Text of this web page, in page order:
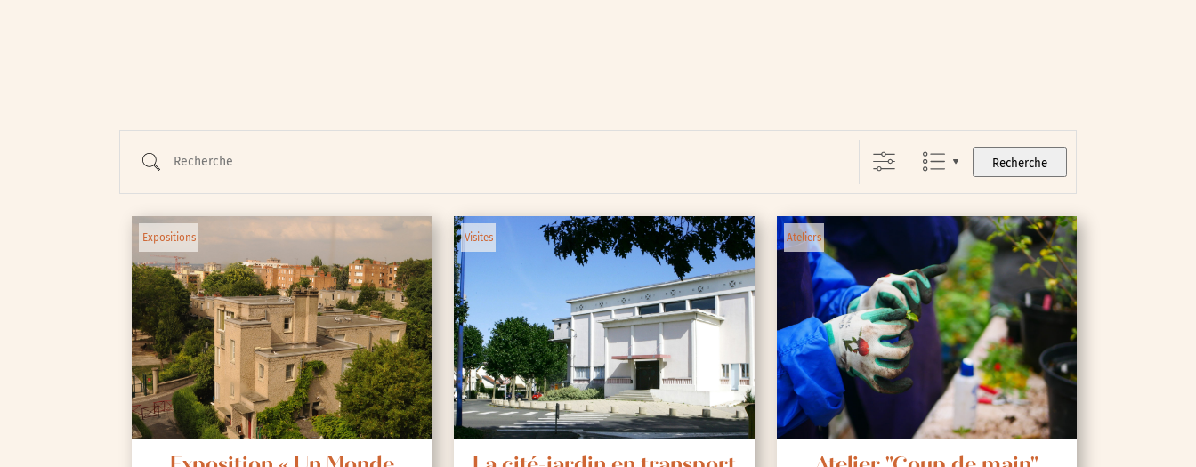
Recherche
Cycle de rencontres
Expositions
Œuvre collective/participative
Parole aux habitants
Randonnées
Spectacle et performances
Visites
Voyage d'études
Expositions Visites Ateliers